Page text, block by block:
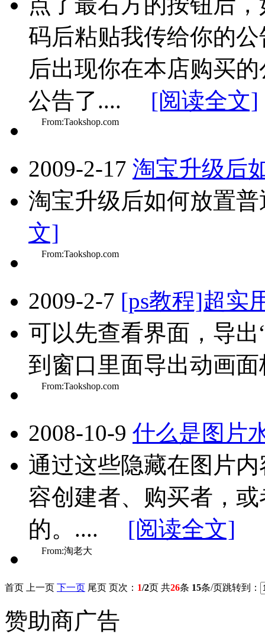
码后粘贴我传给你的
后出现你在本店购买
公告了.... [阅读全文]
From:Taokshop.com
2009-2-17 淘宝升级后
淘宝升级后如何放置
文]
From:Taokshop.com
2009-2-7 [ps教程]超实
可以先查看界面，导
到窗口里面导出动画
From:Taokshop.com
2008-10-9 什么是图片
通过这些隐藏在图片
容创建者、购买者，
的。.... [阅读全文]
From:淘老大
首页 上一页 下一页 尾页 页次： 1/2页 共26条 15条/页跳转到：
赞助商广告